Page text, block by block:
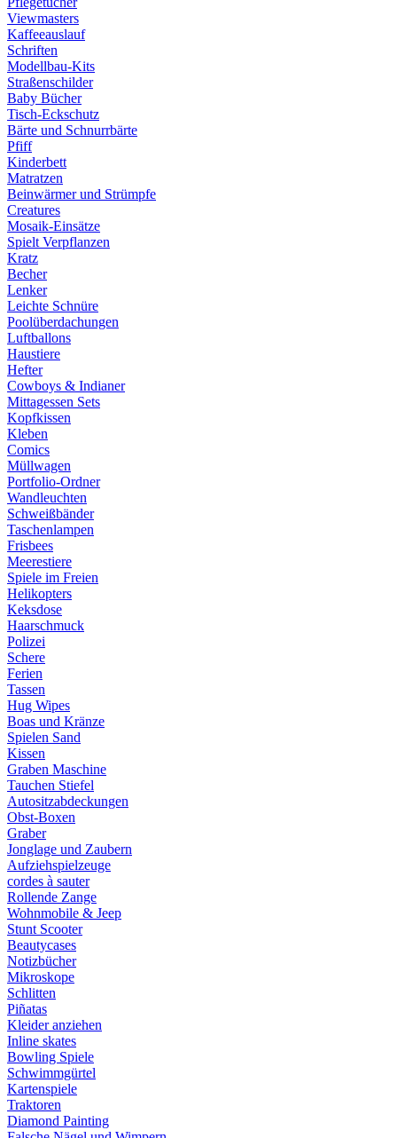
Viewmasters
Kaffeeauslauf
Schriften
Modellbau-Kits
Straßenschilder
Baby Bücher
Tisch-Eckschutz
Bärte und Schnurrbärte
Pfiff
Kinderbett
Matratzen
Beinwärmer und Strümpfe
Creatures
Mosaik-Einsätze
Spielt Verpflanzen
Kratz
Becher
Lenker
Leichte Schnüre
Poolüberdachungen
Luftballons
Haustiere
Hefter
Cowboys & Indianer
Mittagessen Sets
Kopfkissen
Kleben
Comics
Müllwagen
Portfolio-Ordner
Wandleuchten
Schweißbänder
Taschenlampen
Frisbees
Meerestiere
Spiele im Freien
Helikopters
Keksdose
Haarschmuck
Polizei
Schere
Ferien
Tassen
Hug Wipes
Boas und Kränze
Spielen Sand
Kissen
Graben Maschine
Tauchen Stiefel
Autositzabdeckungen
Obst-Boxen
Graber
Jonglage und Zaubern
Aufziehspielzeuge
cordes à sauter
Rollende Zange
Wohnmobile & Jeep
Stunt Scooter
Beautycases
Notizbücher
Mikroskope
Schlitten
Piñatas
Kleider anziehen
Inline skates
Bowling Spiele
Schwimmgürtel
Kartenspiele
Traktoren
Diamond Painting